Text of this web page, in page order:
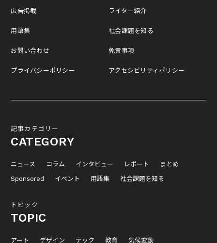
広告掲載
用語集
お問い合わせ
プライバシーポリシー
ライター紹介
社会課題を知る
免責事項
アクセシビリティポリシー
記事カテゴリー
CATEGORY
ニュース コラム インタビュー レポート
まとめ
Sponsored
イベント 用語集 社会課題を知る
トピック
TOPIC
アート デザイン テック 教育 気候変動